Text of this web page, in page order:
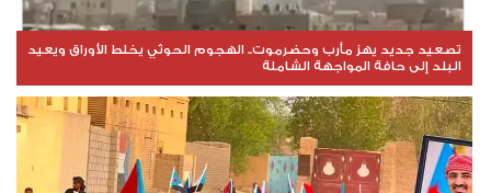
تصعيد جديد يهز مأرب وحضرموت.. الهجوم الحوثي يخلط الأوراق ويعيد
البلد إلى حافة المواجهة الشاملة